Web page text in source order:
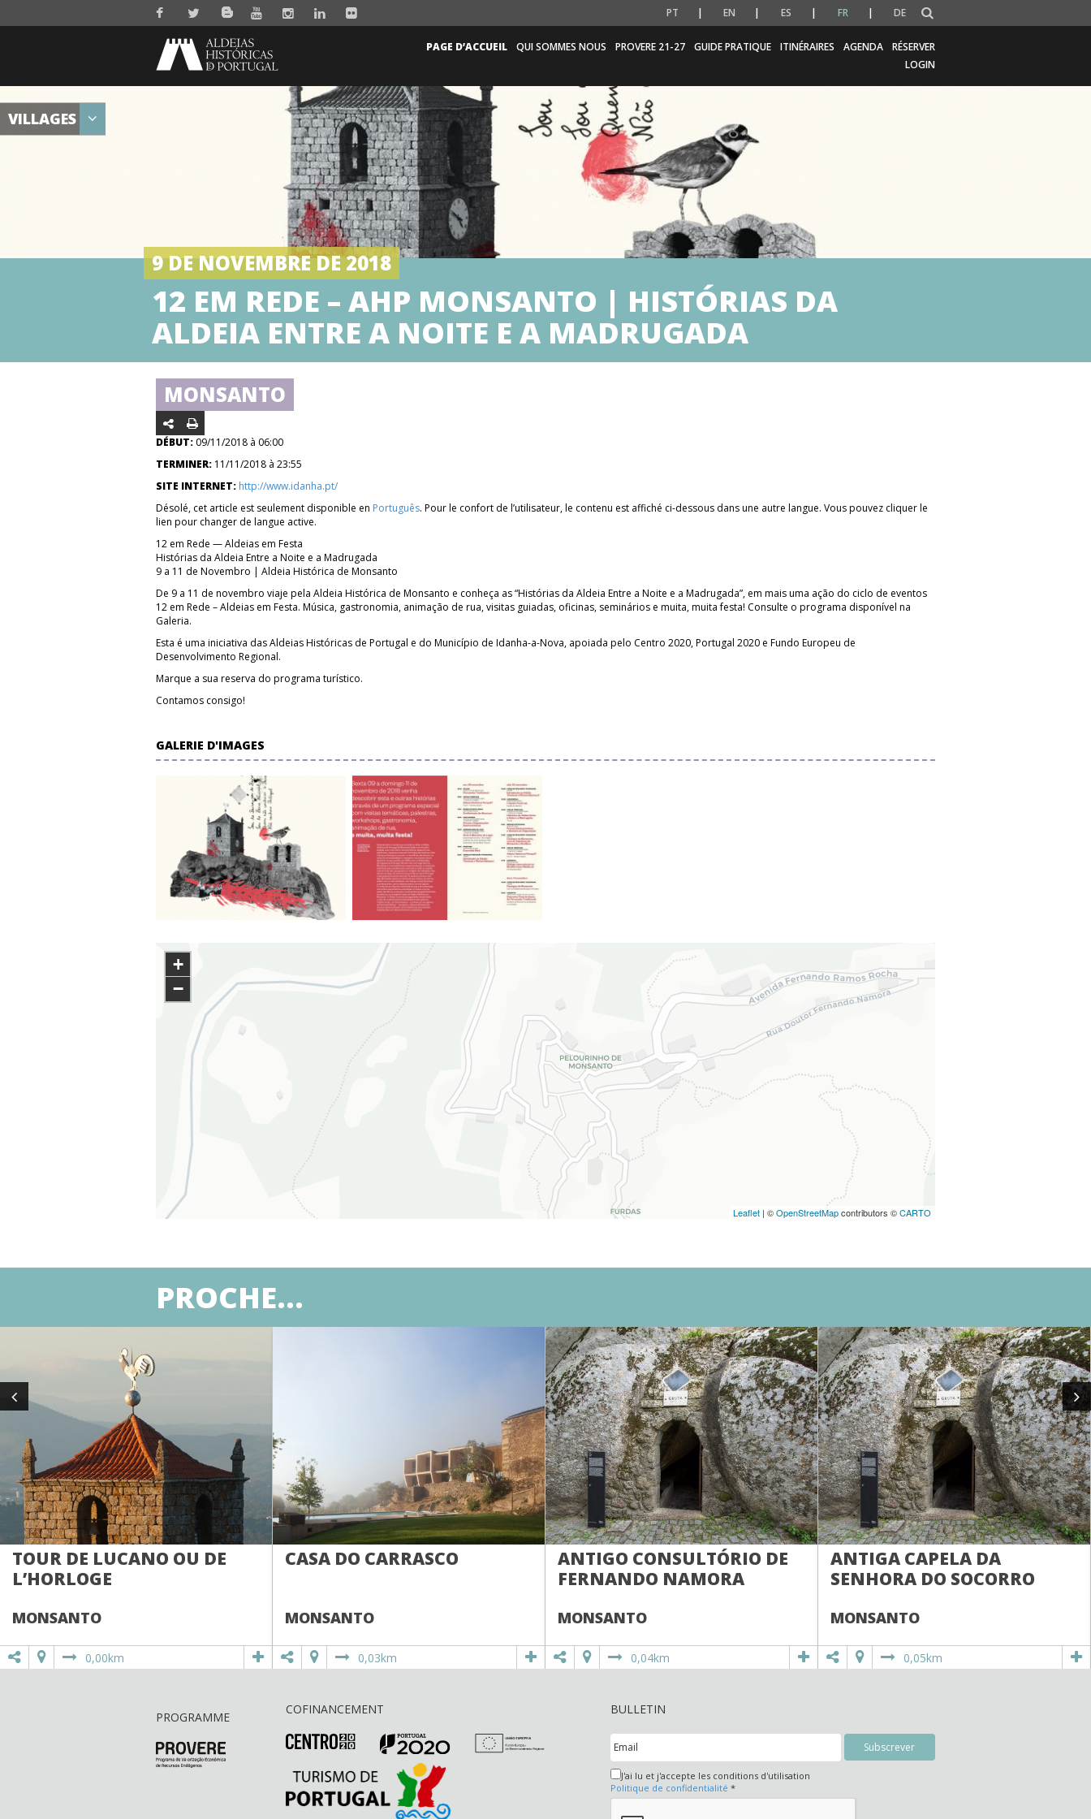
PT EN ES FR DE
PAGE D’ACCUEIL QUI SOMMES NOUS PROVERE 21-27 GUIDE PRATIQUE ITINÉRAIRES AGENDA
RÉSERVER
LOGIN
VILLAGES
9 DE NOVEMBRE DE 2018
12 EM REDE – AHP MONSANTO | HISTÓRIAS DA
ALDEIA ENTRE A NOITE E A MADRUGADA
MONSANTO
DÉBUT: 09/11/2018 à 06:00
TERMINER: 11/11/2018 à 23:55
SITE INTERNET: http://www.idanha.pt/
Désolé, cet article est seulement disponible en Português. Pour le confort de l’utilisateur, le contenu est affiché ci-dessous dans une autre langue. Vous pouvez cliquer le
lien pour changer de langue active.
12 em Rede — Aldeias em Festa
Histórias da Aldeia Entre a Noite e a Madrugada
9 a 11 de Novembro | Aldeia Histórica de Monsanto
De 9 a 11 de novembro viaje pela Aldeia Histórica de Monsanto e conheça as “Histórias da Aldeia Entre a Noite e a Madrugada”, em mais uma ação do ciclo de eventos
12 em Rede – Aldeias em Festa. Música, gastronomia, animação de rua, visitas guiadas, oficinas, seminários e muita, muita festa! Consulte o programa disponível na
Galeria.
Esta é uma iniciativa das Aldeias Históricas de Portugal e do Município de Idanha-a-Nova, apoiada pelo Centro 2020, Portugal 2020 e Fundo Europeu de
Desenvolvimento Regional.
Marque a sua reserva do programa turístico.
Contamos consigo!
GALERIE D'IMAGES
+
−
Leaflet | ©OpenStreetMapcontributors ©CARTO
PROCHE...
TOUR DE LUCANO OU DE
L’HORLOGE
MONSANTO
0,00km
CASA DO CARRASCO
MONSANTO
0,03km
ANTIGO CONSULTÓRIO DE
FERNANDO NAMORA
MONSANTO
0,04km
ANTIGA CAPELA DA
SENHORA DO SOCORRO
MONSANTO
0,05km
PROGRAMME
COFINANCEMENT BULLETIN
J'ai lu et j'accepte les conditions d'utilisation
Politique de confidentialité *